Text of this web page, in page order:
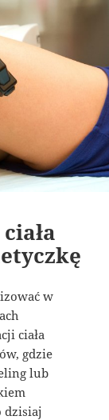
w
ciała
gdzie
lub
dzisiaj